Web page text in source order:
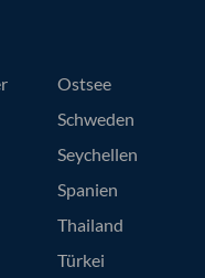
Ostsee
Schweden
Seychellen
Spanien
Thailand
Türkei